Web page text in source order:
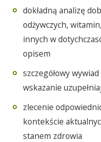
dokładną analizę
odżywczych,
innych w
opisem
szczegółowy
wskazanie
zlecenie
kontekście
stanem zdrowia